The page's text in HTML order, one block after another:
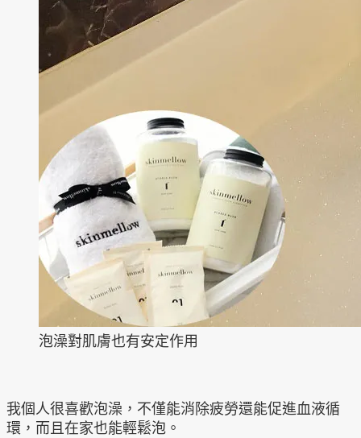
泡澡對肌膚也有安定作用
我個人很喜歡泡澡，不僅能消除疲勞還能促進血液循
環，而且在家也能輕鬆泡。